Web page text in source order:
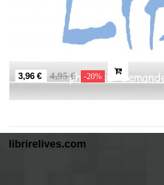
3,96 € 4,95 € -20%
librirelives.com